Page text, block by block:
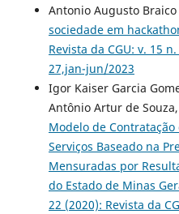
Antonio Augusto
sociedade em
Revista da CGU: v. 15
27,jan-jun/2023
Igor Kaiser Garcia
Antônio Artur de Souza,
Modelo de
Serviços Baseado na
Mensuradas por
do Estado de Minas
22 (2020): Revista da